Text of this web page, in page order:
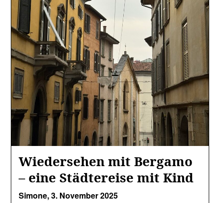
Wiedersehen mit Bergamo
– eine Städtereise mit Kind
Simone,3. November 2025